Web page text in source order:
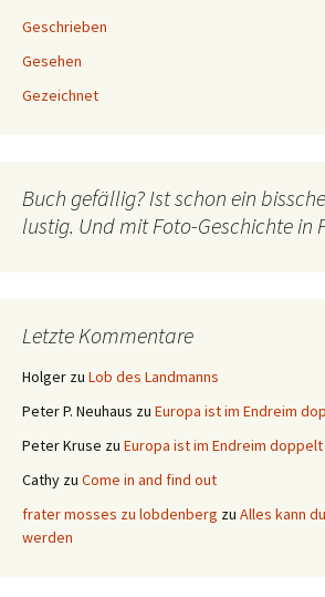
Geschrieben
Gesehen
Gezeichnet
Buch gefällig? Ist schon ein
lustig. Und mit Foto-Geschichte in
Letzte Kommentare
Holger zu Lob des Landmanns
Peter P. Neuhaus zu Europa ist im Endreim
Peter Kruse zu Europa ist im Endreim
Cathy zu Come in and find out
frater mosses zu lobdenberg zu Alles kann
werden